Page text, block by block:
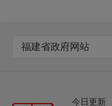
福建省政府网站
今日更新